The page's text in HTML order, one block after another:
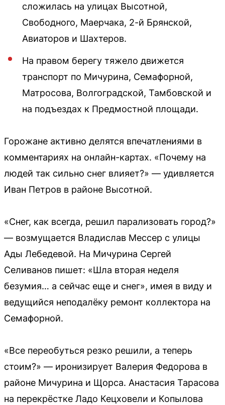
сложилась на улицах Высотной,
Свободного, Маерчака, 2-й Брянской,
Авиаторов и Шахтеров.
На правом берегу тяжело движется
транспорт по Мичурина, Семафорной,
Матросова, Волгоградской, Тамбовской и
на подъездах к Предмостной площади.
Горожане активно делятся впечатлениями в
комментариях на онлайн-картах. «Почему на
людей так сильно снег влияет?» — удивляется
Иван Петров в районе Высотной.
«Снег, как всегда, решил парализовать город?»
— возмущается Владислав Мессер с улицы
Ады Лебедевой. На Мичурина Сергей
Селиванов пишет: «Шла вторая неделя
безумия… а сейчас еще и снег», имея в виду и
ведущийся неподалёку ремонт коллектора на
Семафорной.
«Все переобуться резко решили, а теперь
стоим?» — иронизирует Валерия Федорова в
районе Мичурина и Щорса. Анастасия Тарасова
на перекрёстке Ладо Кецховели и Копылова